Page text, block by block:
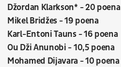
Džordan Klarkson* - 20 poena
Mikel Bridžes - 19 poena
Karl-Entoni Tauns - 16 poena
Ou Dži Anunobi - 10,5 poena
Mohamed Dijavara - 10 poena